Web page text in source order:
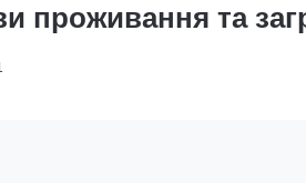
проживання та